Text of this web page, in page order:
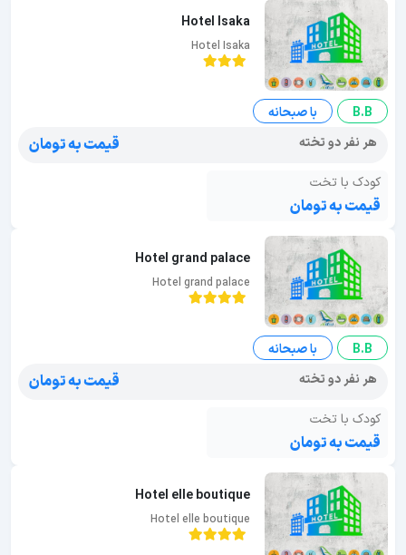
Hotel Isaka
Hotel Isaka
B.B
با صبحانه
هر نفر دو تخته
قیمت به تومان
کودک با تخت
قیمت به تومان
Hotel grand palace
Hotel grand palace
B.B
با صبحانه
هر نفر دو تخته
قیمت به تومان
کودک با تخت
قیمت به تومان
Hotel elle boutique
Hotel elle boutique